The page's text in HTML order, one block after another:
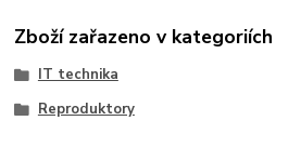
Zboží zařazeno v kategoriích
IT technika
Reproduktory